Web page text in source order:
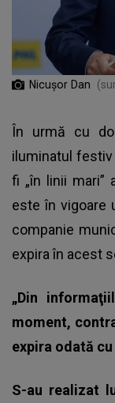
Nicușor Dan
În urmă cu
iluminatul festiv
fi „în linii mari”
este în vigoare
companie
expira în acest
„Din
moment,
expira odată
S-au realizat